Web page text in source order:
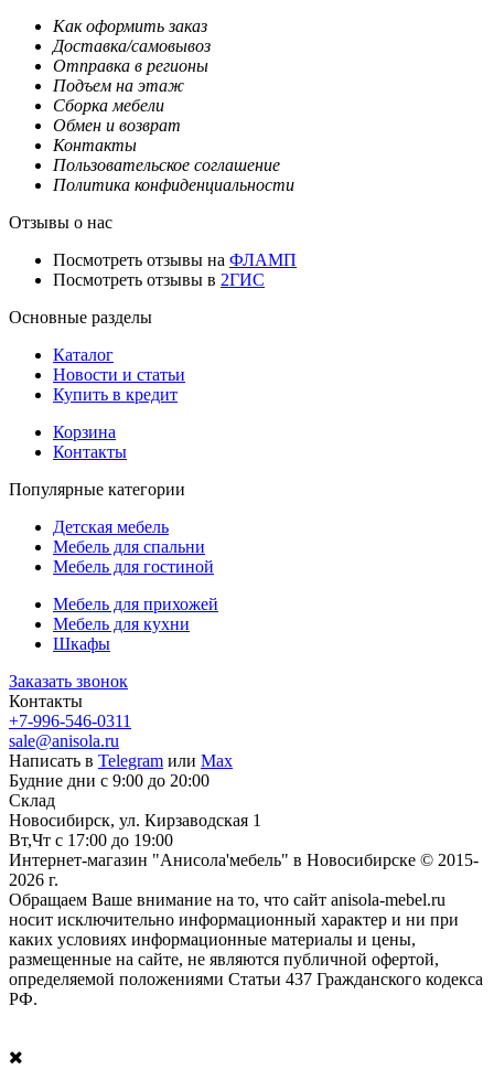
Как оформить заказ
Доставка/самовывоз
Отправка в регионы
Подъем на этаж
Сборка мебели
Обмен и возврат
Контакты
Пользовательское соглашение
Политика конфиденциальности
Отзывы о нас
Посмотреть отзывы на ФЛАМП
Посмотреть отзывы в 2ГИС
Основные разделы
Каталог
Новости и статьи
Купить в кредит
Корзина
Контакты
Популярные категории
Детская мебель
Мебель для спальни
Мебель для гостиной
Мебель для прихожей
Мебель для кухни
Шкафы
Заказать звонок
Контакты
+7-996-546-0311
sale@anisola.ru
Написать в Telegram или Max
Будние дни с 9:00 до 20:00
Склад
Новосибирск, ул. Кирзаводская 1
Вт,Чт с 17:00 до 19:00
Интернет-магазин "Анисола'мебель" в Новосибирске © 2015-
2026 г.
Обращаем Ваше внимание на то, что сайт anisola-mebel.ru
носит исключительно информационный характер и ни при
каких условиях информационные материалы и цены,
размещенные на сайте, не являются публичной офертой,
определяемой положениями Статьи 437 Гражданского кодекса
РФ.